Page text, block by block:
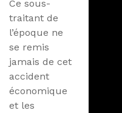
Ce sous-
traitant de
l’époque ne
se remis
jamais de cet
accident
économique
et les